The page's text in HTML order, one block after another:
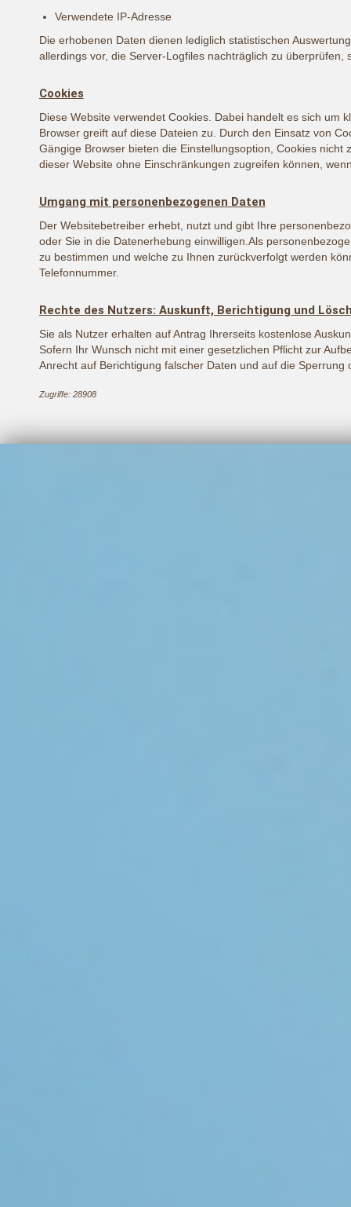
Verwendete IP-Adresse
Die erhobenen Daten dienen lediglich statistischen
allerdings vor, die Server-Logfiles nachträglich zu
Cookies
Diese Website verwendet Cookies. Dabei handelt es sich um
Browser greift auf diese Dateien zu. Durch den Einsatz von
Gängige Browser bieten die Einstellungsoption, Cookies
dieser Website ohne Einschränkungen zugreifen können,
Umgang mit personenbezogenen Daten
Der Websitebetreiber erhebt, nutzt und gibt Ihre
oder Sie in die Datenerhebung einwilligen.Als
zu bestimmen und welche zu Ihnen zurückverfolgt werden
Telefonnummer.
Rechte des Nutzers: Auskunft, Berichtigung und
Sie als Nutzer erhalten auf Antrag Ihrerseits kostenlose
Sofern Ihr Wunsch nicht mit einer gesetzlichen Pflicht zur
Anrecht auf Berichtigung falscher Daten und auf die
Zugriffe: 28908